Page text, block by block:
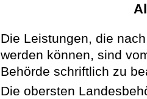
Die Leistungen, die
werden können, sind
Behörde schriftlich zu
Die obersten